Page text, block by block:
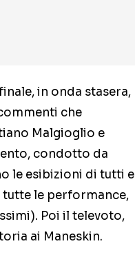
in onda stasera,
che
Malgioglio e
condotto da
le esibizioni di tutti e
tutte le performance,
Poi il televoto,
ai Maneskin.